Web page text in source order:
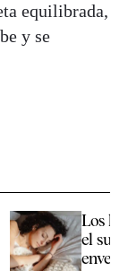
equilibrada,
y se
Los
el